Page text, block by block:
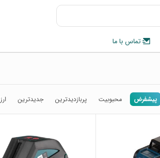
تماس با ما
پیشفرض محبوبیت پربازدیدترین جدیدترین